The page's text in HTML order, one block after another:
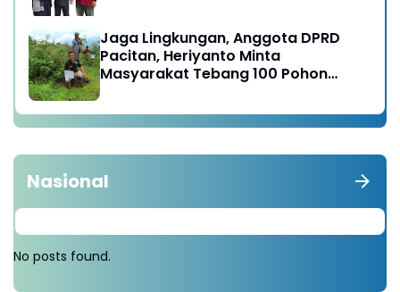
Jaga Lingkungan, Anggota DPRD
Pacitan, Heriyanto Minta
Masyarakat Tebang 100 Pohon
Nasional
No posts found.